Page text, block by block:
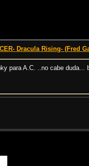
Dracula Rising- (Fred
para A.C. ..no cabe